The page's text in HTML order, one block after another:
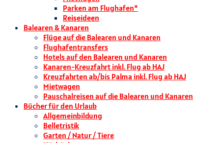
Parken am Flughafen*
Reiseideen
Balearen & Kanaren
Flüge auf die Balearen und Kanaren
Flughafentransfers
Hotels auf den Balearen und Kanaren
Kanaren-Kreuzfahrt inkl. Flug ab HAJ
Kreuzfahrten ab/bis Palma inkl. Flug ab HAJ
Mietwagen
Pauschalreisen auf die Balearen und Kanaren
Bücher für den Urlaub
Allgemeinbildung
Belletristik
Garten / Natur / Tiere